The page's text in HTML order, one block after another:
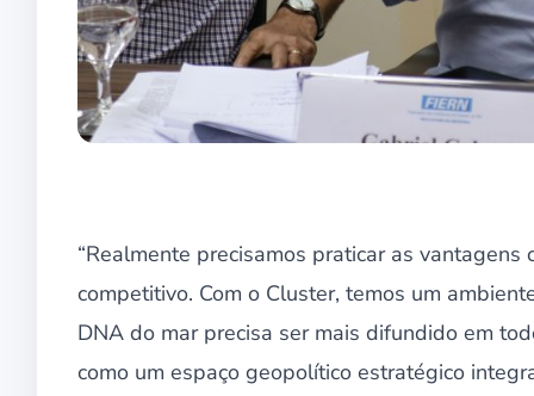
“Realmente precisamos praticar as
competitivo. Com o Cluster, temos um
DNA do mar precisa ser mais difundido em
como um espaço geopolítico estratégico